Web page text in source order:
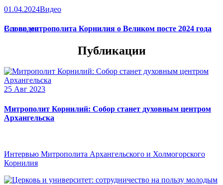
01.04.2024Видео
Слово митрополита Корнилия о Великом посте 2024 года
Все видео
Публикации
25 Авг 2023
Митрополит Корнилий: Собор станет духовным центром
Архангельска
Интервью Митрополита Архангельского и Холмогорского
Корнилия